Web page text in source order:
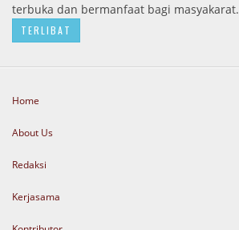
terbuka dan bermanfaat bagi masyakarat.
TERLIBAT
Home
About Us
Redaksi
Kerjasama